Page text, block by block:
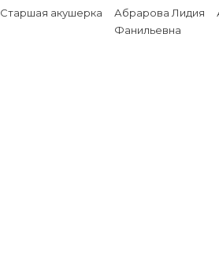
Старшая акушерка
Абрарова Лидия
Фанильевна